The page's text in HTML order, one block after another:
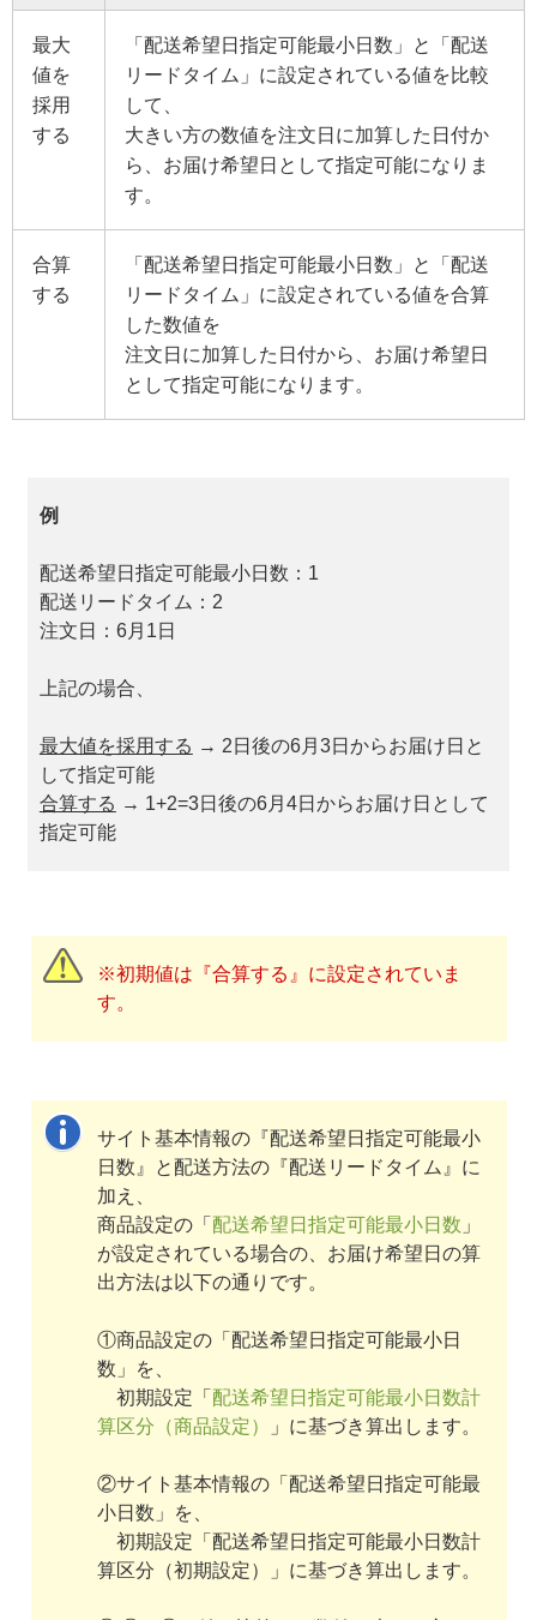
最大
値を
採用
する
「配送希望日指定可能最小日数」と「配送
リードタイム」に設定されている値を比較
して、
大きい方の数値を注文日に加算した日付か
ら、お届け希望日として指定可能になりま
す。
合算
する
「配送希望日指定可能最小日数」と「配送
リードタイム」に設定されている値を合算
した数値を
注文日に加算した日付から、お届け希望日
として指定可能になります。
例
配送希望日指定可能最小日数：1
配送リードタイム：2
注文日：6月1日
上記の場合、
最大値を採用する → 2日後の6月3日からお届け日と
して指定可能
合算する → 1+2=3日後の6月4日からお届け日として
指定可能
※初期値は『合算する』に設定されていま
す。
サイト基本情報の『配送希望日指定可能最小
日数』と配送方法の『配送リードタイム』に
加え、
商品設定の「 配送希望日指定可能最小日数 」
が設定されている場合の、お届け希望日の算
出方法は以下の通りです。
①商品設定の「配送希望日指定可能最小日
数」を、
初期設定「 配送希望日指定可能最小日数計
算区分（商品設定）
」に基づき算出します。
②サイト基本情報の「配送希望日指定可能最
小日数」を、
初期設定「配送希望日指定可能最小日数計
算区分（初期設定）」に基づき算出します。